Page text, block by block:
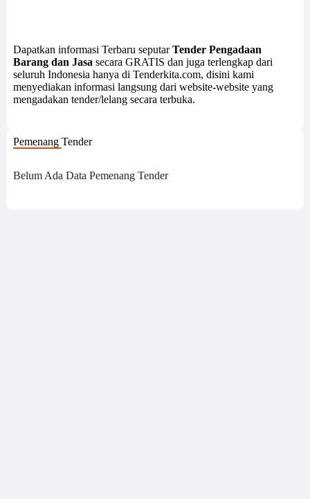
Dapatkan informasi Terbaru seputarTender Pengadaan
Barang dan Jasa secara GRATIS dan juga terlengkap dari
seluruh Indonesia hanya di Tenderkita.com, disini kami
menyediakan informasi langsung dari website-website yang
mengadakan tender/lelang secara terbuka.
Pemenang Tender
Belum Ada Data Pemenang Tender